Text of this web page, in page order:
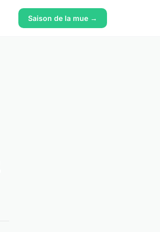
Saison de la mue →